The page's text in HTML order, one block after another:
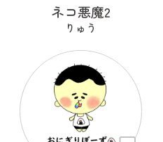
ネコ悪魔2
りゅう